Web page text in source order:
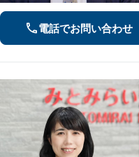
電話でお問い合わせ